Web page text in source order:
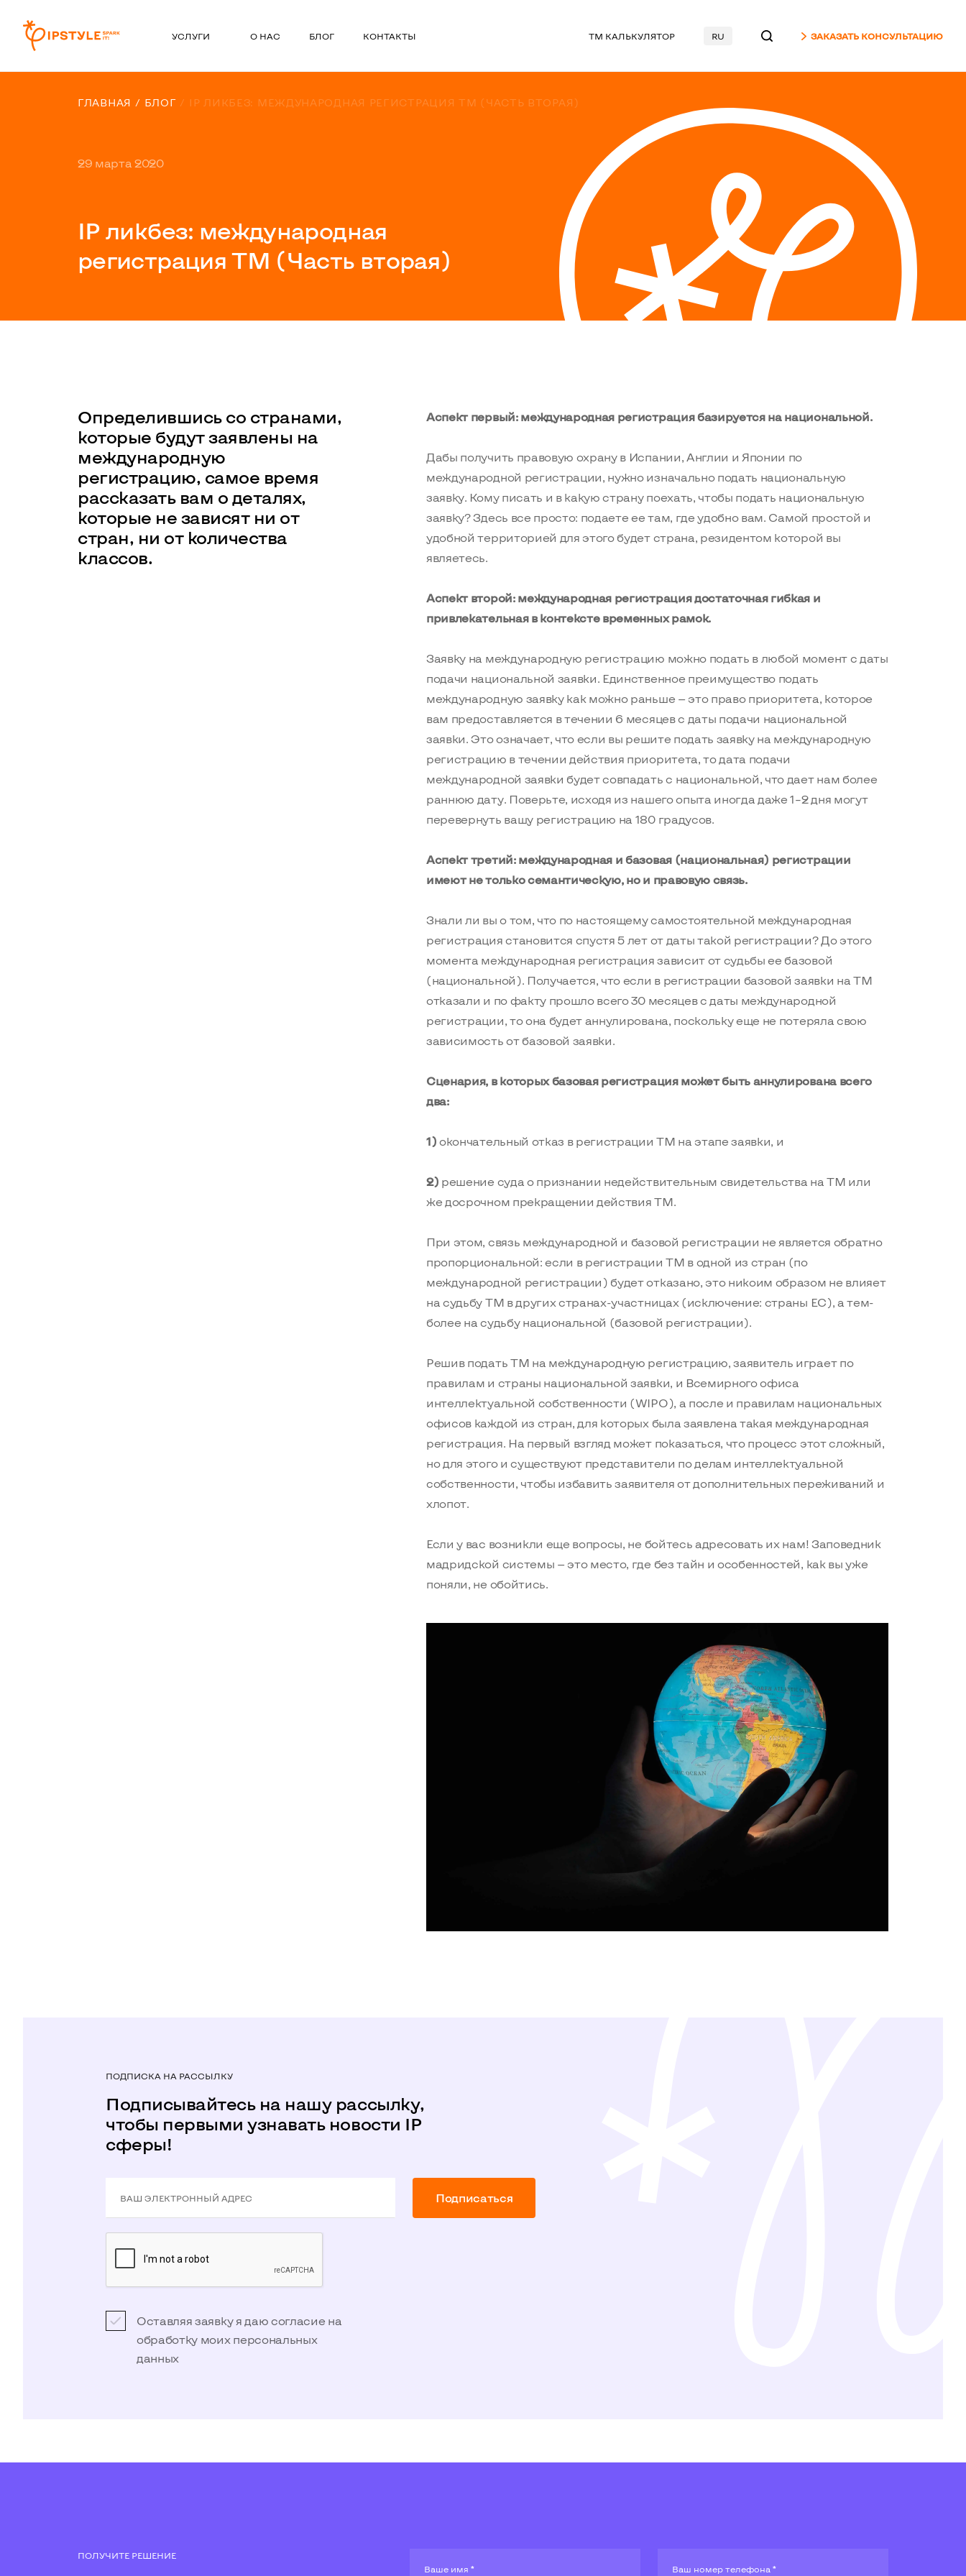
УСЛУГИ О НАС БЛОГ КОНТАКТЫ ТМ КАЛЬКУЛЯТОР RU ЗАКАЗАТЬ КОНСУЛЬТАЦИЮ
ГЛАВНАЯ БЛОГ IP ЛИКБЕЗ: МЕЖДУНАРОДНАЯ РЕГИСТРАЦИЯ ТМ (ЧАСТЬ ВТОРАЯ)
29 марта 2020
IP ликбез: международная
регистрация ТМ (Часть вторая)
Определившись со странами,
которые будут заявлены на
международную
регистрацию, самое время
рассказать вам о деталях,
которые не зависят ни от
стран, ни от количества
классов.
Аспект первый: международная регистрация базируется на национальной.
Дабы получить правовую охрану в Испании, Англии и Японии по
международной регистрации, нужно изначально подать национальную
заявку. Кому писать и в какую страну поехать, чтобы подать национальную
заявку? Здесь все просто: подаете ее там, где удобно вам. Самой простой и
удобной территорией для этого будет страна, резидентом которой вы
являетесь.
Аспект второй: международная регистрация достаточная гибкая и
привлекательная в контексте временных рамок.
Заявку на международную регистрацию можно подать в любой момент с даты
подачи национальной заявки. Единственное преимущество подать
международную заявку как можно раньше — это право приоритета, которое
вам предоставляется в течении 6 месяцев с даты подачи национальной
заявки. Это означает, что если вы решите подать заявку на международную
регистрацию в течении действия приоритета, то дата подачи
международной заявки будет совпадать с национальной, что дает нам более
раннюю дату. Поверьте, исходя из нашего опыта иногда даже 1–2 дня могут
перевернуть вашу регистрацию на 180 градусов.
Аспект третий: международная и базовая (национальная) регистрации
имеют не только семантическую, но и правовую связь.
Знали ли вы о том, что по настоящему самостоятельной международная
регистрация становится спустя 5 лет от даты такой регистрации? До этого
момента международная регистрация зависит от судьбы ее базовой
(национальной). Получается, что если в регистрации базовой заявки на ТМ
отказали и по факту прошло всего 30 месяцев с даты международной
регистрации, то она будет аннулирована, поскольку еще не потеряла свою
зависимость от базовой заявки.
Сценария, в которых базовая регистрация может быть аннулирована всего
два:
1) окончательный отказ в регистрации ТМ на этапе заявки, и
2) решение суда о признании недействительным свидетельства на ТМ или
же досрочном прекращении действия ТМ.
При этом, связь международной и базовой регистрации не является обратно
пропорциональной: если в регистрации ТМ в одной из стран (по
международной регистрации) будет отказано, это никоим образом не влияет
на судьбу ТМ в других странах-участницах (исключение: страны ЕС), а тем-
более на судьбу национальной (базовой регистрации).
Решив подать ТМ на международную регистрацию, заявитель играет по
правилам и страны национальной заявки, и Всемирного офиса
интеллектуальной собственности (WIPO), а после и правилам национальных
офисов каждой из стран, для которых была заявлена такая международная
регистрация. На первый взгляд может показаться, что процесс этот сложный,
но для этого и существуют представители по делам интеллектуальной
собственности, чтобы избавить заявителя от дополнительных переживаний и
хлопот.
Если у вас возникли еще вопросы, не бойтесь адресовать их нам! Заповедник
мадридской системы — это место, где без тайн и особенностей, как вы уже
поняли, не обойтись.
ПОДПИСКА НА РАССЫЛКУ
Подписывайтесь на нашу рассылку,
чтобы первыми узнавать новости IP
сферы!
ВАШ ЭЛЕКТРОННЫЙ АДРЕС Подписаться
Оставляя заявку я даю согласие на
обработку моих персональных
данных
ПОЛУЧИТЕ РЕШЕНИЕ
Ваше имя * Ваш номер телефона *